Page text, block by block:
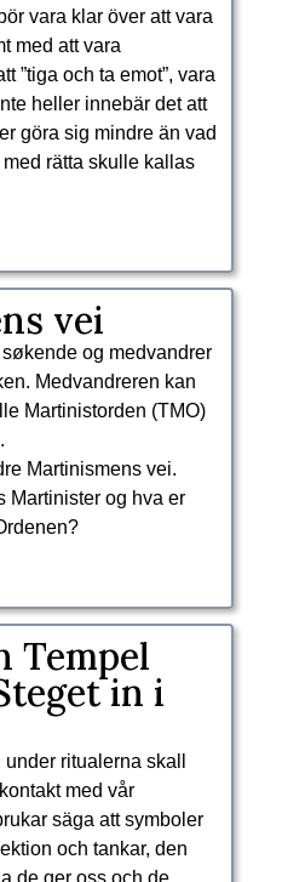
vara klar över att vara
med att vara
”tiga och ta emot”, vara
heller innebär det att
göra sig mindre än vad
rätta skulle kallas
vei
og medvandrer
Medvandreren kan
Martinistorden (TMO)
Martinismens vei.
Martinister og hva er
Tempel
in i
ritualerna skall
med vår
säga att symboler
och tankar, den